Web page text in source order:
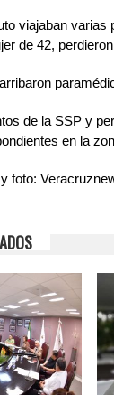
viajaban
de 42,
de la SSP y
en la
foto: